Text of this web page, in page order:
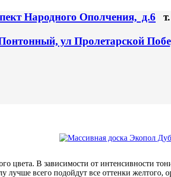
Народного Ополчения, д.6
ул Пролетарской
В зависимости от интенсивности
всего подойдут все оттенки желтого,